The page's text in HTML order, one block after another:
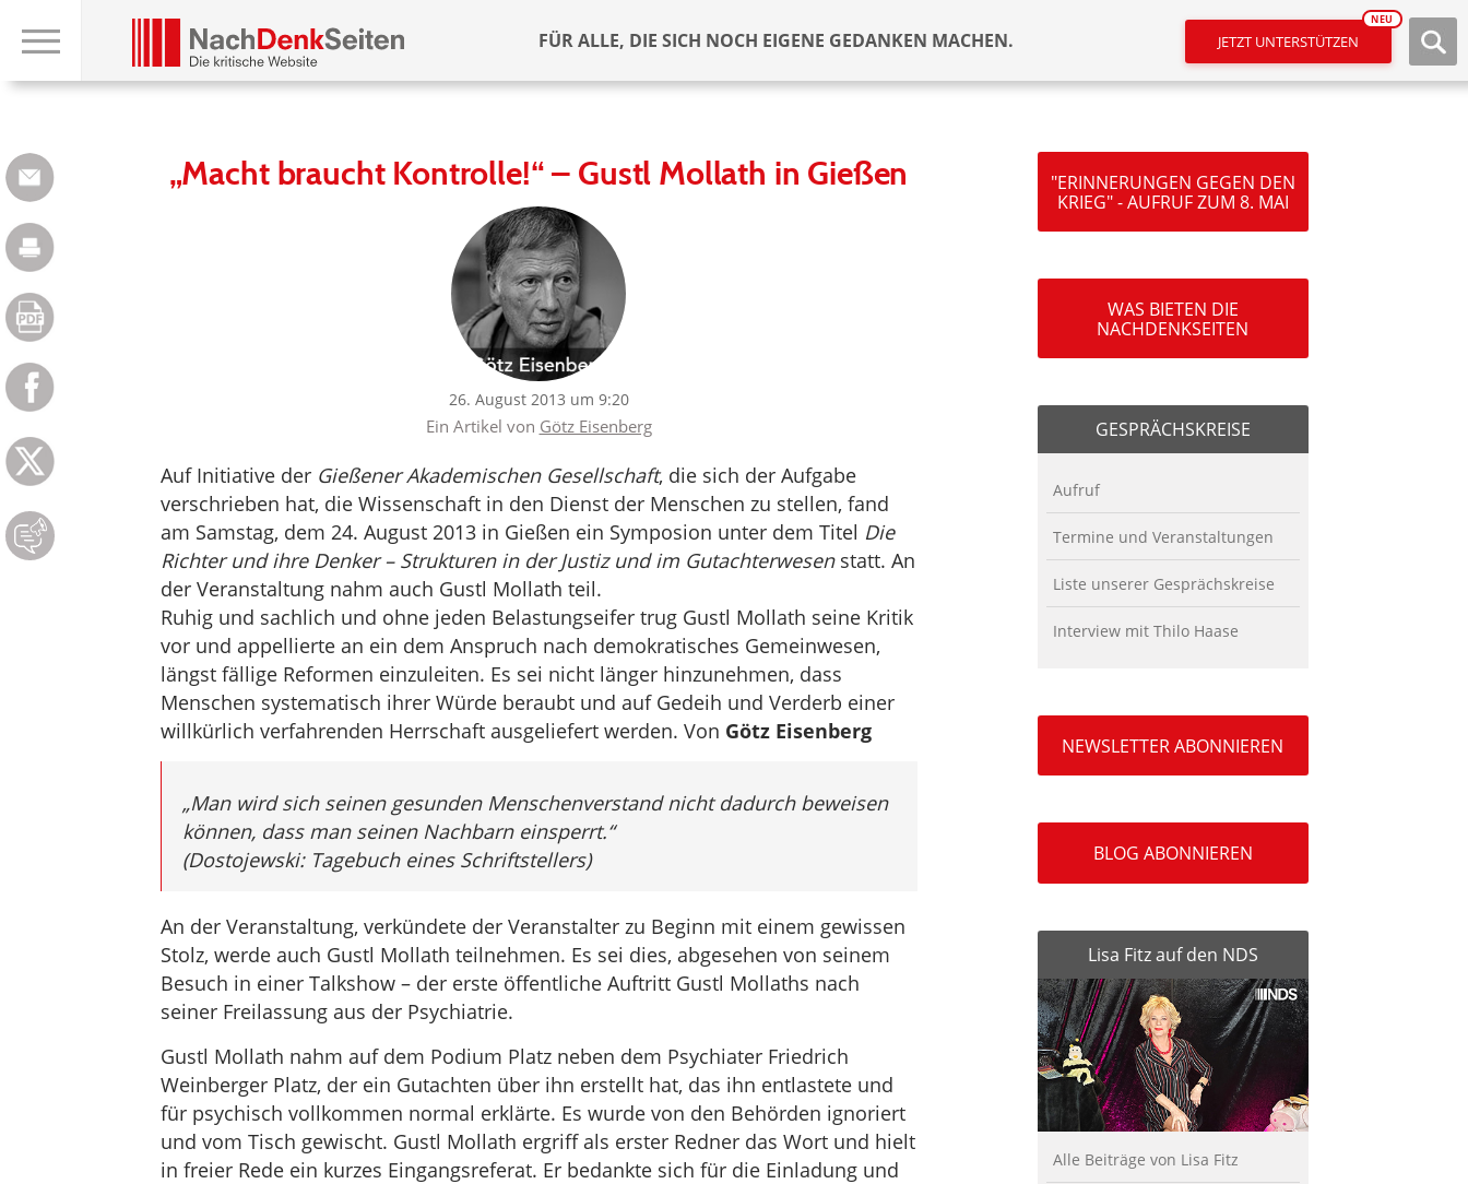
FÜR ALLE, DIE SICH NOCH EIGENE GEDANKEN MACHEN. JETZT UNTERSTÜTZEN
NEU
„Macht braucht Kontrolle!“ – Gustl Mollath in Gießen
26. August 2013 um 9:20
Ein Artikel von Götz Eisenberg
Auf Initiative der Gießener Akademischen Gesellschaft, die sich der Aufgabe
verschrieben hat, die Wissenschaft in den Dienst der Menschen zu stellen, fand
am Samstag, dem 24. August 2013 in Gießen ein Symposion unter dem Titel Die
Richter und ihre Denker – Strukturen in der Justiz und im Gutachterwesenstatt. An
der Veranstaltung nahm auch Gustl Mollath teil.
Ruhig und sachlich und ohne jeden Belastungseifer trug Gustl Mollath seine Kritik
vor und appellierte an ein dem Anspruch nach demokratisches Gemeinwesen,
längst fällige Reformen einzuleiten. Es sei nicht länger hinzunehmen, dass
Menschen systematisch ihrer Würde beraubt und auf Gedeih und Verderb einer
willkürlich verfahrenden Herrschaft ausgeliefert werden. Von Götz Eisenberg
„Man wird sich seinen gesunden Menschenverstand nicht dadurch beweisen
können, dass man seinen Nachbarn einsperrt.“
(Dostojewski: Tagebuch eines Schriftstellers)
An der Veranstaltung, verkündete der Veranstalter zu Beginn mit einem gewissen
Stolz, werde auch Gustl Mollath teilnehmen. Es sei dies, abgesehen von seinem
Besuch in einer Talkshow – der erste öffentliche Auftritt Gustl Mollaths nach
seiner Freilassung aus der Psychiatrie.
Gustl Mollath nahm auf dem Podium Platz neben dem Psychiater Friedrich
Weinberger Platz, der ein Gutachten über ihn erstellt hat, das ihn entlastete und
für psychisch vollkommen normal erklärte. Es wurde von den Behörden ignoriert
und vom Tisch gewischt. Gustl Mollath ergriff als erster Redner das Wort und hielt
in freier Rede ein kurzes Eingangsreferat. Er bedankte sich für die Einladung und
"ERINNERUNGEN GEGEN DEN
KRIEG" - AUFRUF ZUM 8. MAI
WAS BIETEN DIE
NACHDENKSEITEN
GESPRÄCHSKREISE
Aufruf
Termine und Veranstaltungen
Liste unserer Gesprächskreise
Interview mit Thilo Haase
NEWSLETTER ABONNIEREN
BLOG ABONNIEREN
Lisa Fitz auf den NDS
Alle Beiträge von Lisa Fitz